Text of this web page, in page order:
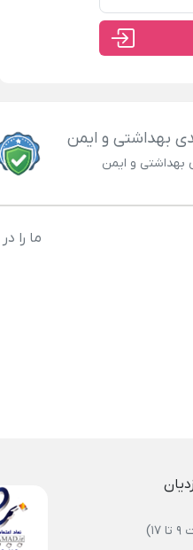
بهداشتی و ایمن
بهداشتی و ایمن
ما را